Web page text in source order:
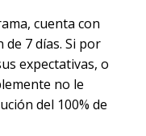
cuenta con
de 7 días. Si por
expectativas, o
no le
del 100% de